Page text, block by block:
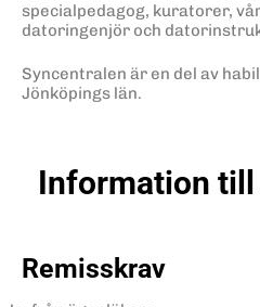
specialpedagog, kuratorer,
datoringenjör och
Syncentralen är en del av
Jönköpings län.
Information
Remisskrav